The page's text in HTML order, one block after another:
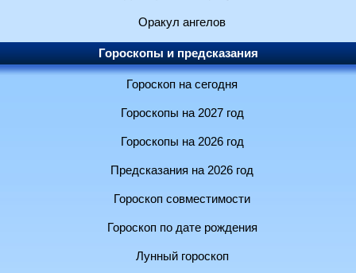
Оракул ангелов
Гороскопы и предсказания
Гороскоп на сегодня
Гороскопы на 2027 год
Гороскопы на 2026 год
Предсказания на 2026 год
Гороскоп совместимости
Гороскоп по дате рождения
Лунный гороскоп